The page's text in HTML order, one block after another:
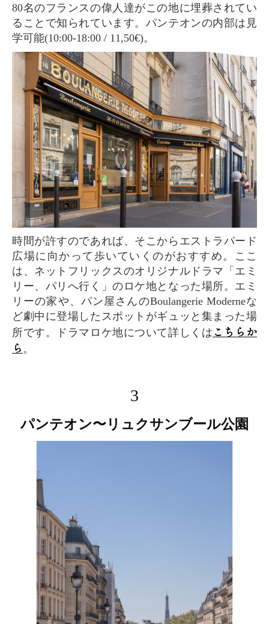
80名のフランスの偉人達がこの地に埋葬されてい
ることで知られています。パンテオンの内部は見
学可能(10:00-18:00 / 11,50€)。
時間が許すのであれば、そこからエストラパード
広場に向かって歩いていくのがおすすめ。ここ
は、ネットフリックスのオリジナルドラマ「エミ
リー、パリへ行く」のロケ地となった場所。エミ
リーの家や、パン屋さんのBoulangerie Moderneな
ど劇中に登場したスポットがギュッと集まった場
所です。ドラマロケ地について詳しくは こちらか
ら 。
3
パンテオン〜リュクサンブール公園